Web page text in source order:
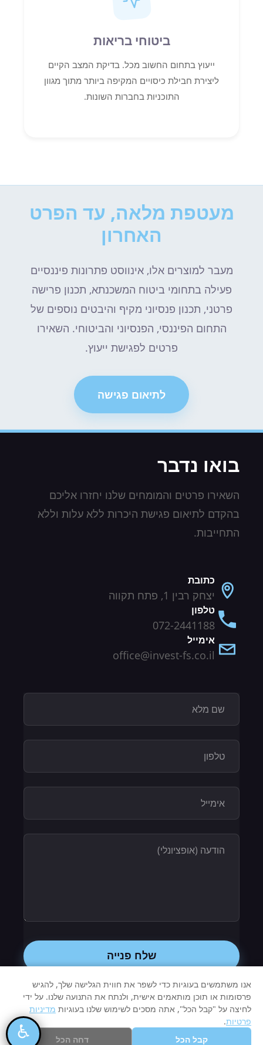
ביטוחי בריאות
ייעוץ בתחום החשוב מכל. בדיקת המצב הקיים
ליצירת חבילת כיסויים המקיפה ביותר מתוך מגוון
התוכניות בחברות השונות.
מעטפת מלאה, עד הפרט
האחרון
מעבר למוצרים אלו, אינווסט פתרונות פיננסיים
פעילה בתחומי ביטוח המשכנתא, תכנון פרישה
פרטני, תכנון פנסיוני מקיף והיבטים נוספים של
התחום הפיננסי, הפנסיוני והביטוחי. השאירו
פרטים לפגישת ייעוץ.
לתיאום פגישה
בואו נדבר
השאירו פרטים והמומחים שלנו יחזרו אליכם
בהקדם לתיאום פגישת היכרות ללא עלות וללא
התחייבות.
כתובת
יצחק רבין 1, פתח תקווה
טלפון
072-2441188
אימייל
office@invest-fs.co.il
שלח פנייה
© 2026 Invest - תכנון פיננסי. כל הזכויות
שמורות.
אנו משתמשים בעוגיות כדי לשפר את חווית הגלישה שלך, להגיש
פרסומות או תוכן מותאמים אישית, ולנתח את התנועה שלנו. על ידי
לחיצה על "קבל הכל", אתה מסכים לשימוש שלנו בעוגיות מדיניות
פרטיות.
קבל הכל
דחה הכל ♿